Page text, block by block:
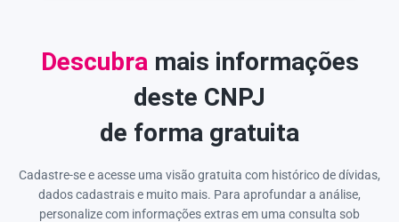
Descubramais informações
deste CNPJ
de forma gratuita
Cadastre-se e acesse uma visão gratuita com histórico de dívidas,
dados cadastrais e muito mais. Para aprofundar a análise,
personalize com informações extras em uma consulta sob